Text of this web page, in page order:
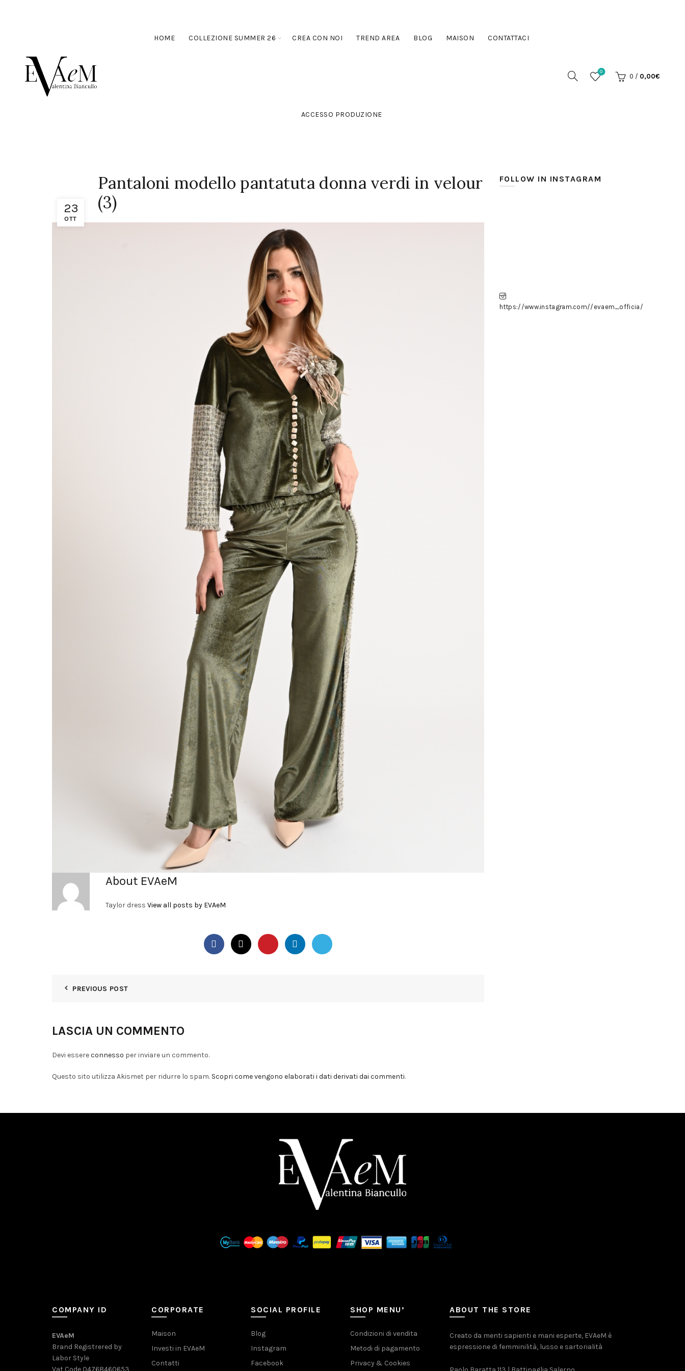
HOME COLLEZIONE SUMMER 26 CREA CON NOI TREND AREA BLOG MAISON CONTATTACI
ACCESSO PRODUZIONE
0
0 / 0,00€
23
OTT
Pantaloni modello pantatuta donna verdi in velour
(3)
About EVAeM
Taylor dress View all posts by EVAeM
PREVIOUS POST
LASCIA UN COMMENTO
Devi essereconnesso per inviare un commento.
Questo sito utilizza Akismet per ridurre lo spam. Scopri come vengono elaborati i dati derivati dai commenti.
FOLLOW IN INSTAGRAM
https://www.instagram.com//evaem_officia/
COMPANY ID
EVAeM
Brand Registrered by
Labor Style
CORPORATE
Maison
Investi in EVAeM
Contatti
SOCIAL PROFILE
Blog
Instagram
Facebook
SHOP MENU’
Condizioni di vendita
Metodi di pagamento
Privacy & Cookies
ABOUT THE STORE
Creato da menti sapienti e mani esperte, EVAeM è
espressione di femminilità, lusso e sartorialità